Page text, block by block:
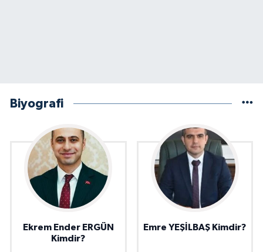
Biyografi
Ekrem Ender ERGÜN
Kimdir?
Emre YEŞİLBAŞ Kimdir?